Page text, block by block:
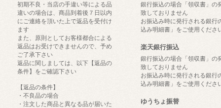
初期不良・当店の手違い等による品
違いの場合は、商品到着後７日以内
にご連絡を頂いた上で返品を受付け
ます
また、原則としてお客様都合による
返品はお受けできませんので、予め
ご了承下さい
返品に関しましては、以下【返品の
条件】をご確認下さい
【返品の条件】
・不良品の場合
・注文した商品と異なる品が届いた
銀行振込の場合「領収書」の
致しておりません
お振込み時に発行される銀行
込み明細書」をご使用くださ
楽天銀行振込
銀行振込の場合「領収書」の
致しておりません
お振込み時に発行される銀行
込み明細書」をご使用くださ
ゆうちょ振替